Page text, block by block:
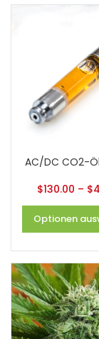
AC/DC CO2-
$130.00 – $
Optionen